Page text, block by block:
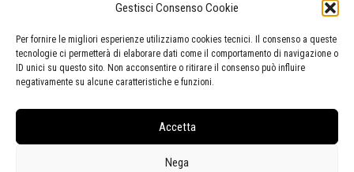
Gestisci Consenso Cookie
Per fornire le migliori esperienze utilizziamo cookies tecnici. Il consenso a queste
tecnologie ci permetterà di elaborare dati come il comportamento di navigazione o
ID unici su questo sito. Non acconsentire o ritirare il consenso può influire
negativamente su alcune caratteristiche e funzioni.
Accetta
Nega
Cell:+39 338 5714978 (orario apertura Galleria)
Tel:
+39 0584 944580
(orario 09.00/13.00)
Email:gamc@comune.viareggio.lu.it
Segnalazione di inaccessibilità